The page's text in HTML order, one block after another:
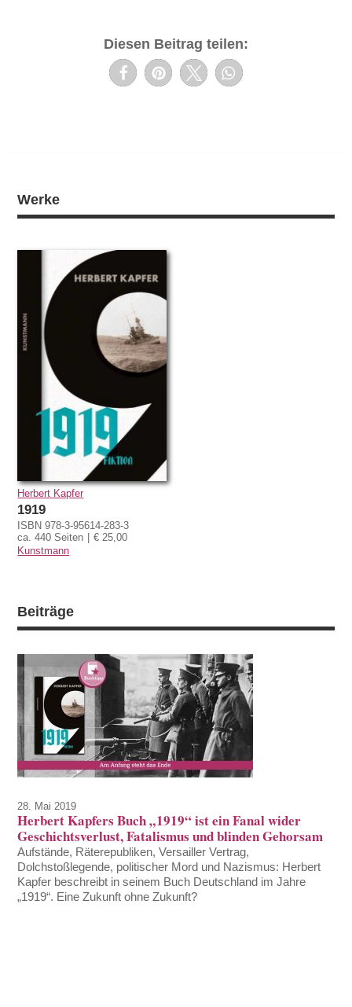
Diesen Beitrag teilen:
Werke
Herbert Kapfer
1919
ISBN 978-3-95614-283-3
ca. 440 Seiten
€ 25,00
Kunstmann
Beiträge
28. Mai 2019
Herbert Kapfers Buch „1919“ ist ein Fanal wider
Geschichtsverlust, Fatalismus und blinden Gehorsam
Aufstände, Räterepubliken, Versailler Vertrag,
Dolchstoßlegende, politischer Mord und Nazismus: Herbert
Kapfer beschreibt in seinem Buch Deutschland im Jahre
„1919“. Eine Zukunft ohne Zukunft?